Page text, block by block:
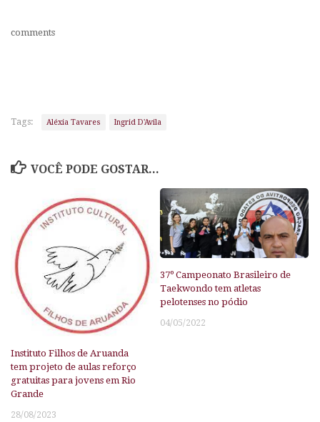
comments
Tags: Aléxia Tavares Ingrid D'Avila
VOCÊ PODE GOSTAR...
Instituto Filhos de Aruanda
tem projeto de aulas reforço
gratuitas para jovens em Rio
Grande
28/08/2023
37º Campeonato Brasileiro de
Taekwondo tem atletas
pelotenses no pódio
04/05/2022